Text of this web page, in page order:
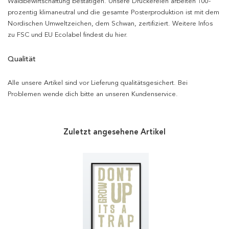
prozentig klimaneutral und die gesamte Posterproduktion ist mit dem
Nordischen Umweltzeichen, dem Schwan, zertifiziert. Weitere Infos
zu FSC und EU Ecolabel findest du hier.
Qualität
Alle unsere Artikel sind vor Lieferung qualitätsgesichert. Bei
Problemen wende dich bitte an unseren Kundenservice.
Zuletzt angesehene Artikel